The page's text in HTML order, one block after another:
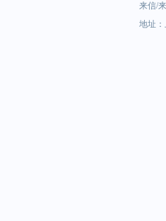
来信/
地址